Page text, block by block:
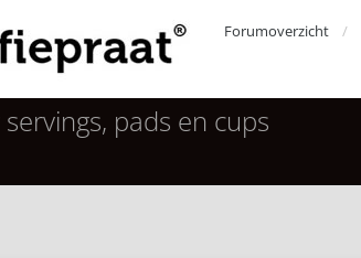
Forumoverzicht
pads en cups